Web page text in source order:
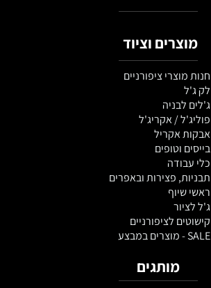
מוצרים וציוד
חנות מוצרי ציפורניים
לק ג'ל
ג'לים לבניה
פוליג'ל / אקריג'ל
אבקות אקריל
בייסים וטופים
כלי עבודה
תבניות, פצירות ובאפרים
ראשי שיוף
ג'ל לציור
קישוטים לציפורניים
SALE - מוצרים במבצע
מותגים